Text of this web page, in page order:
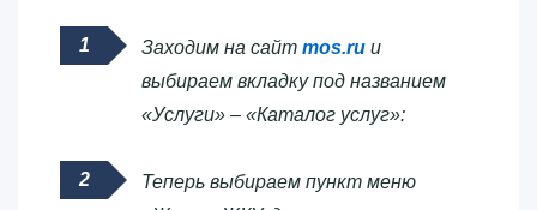
Заходим на сайт mos.ru и
выбираем вкладку под названием
«Услуги» – «Каталог услуг»:
Теперь выбираем пункт меню